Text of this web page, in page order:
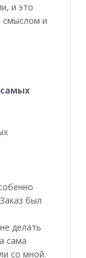
и это
смыслом и
был
делать
сама
со мной.